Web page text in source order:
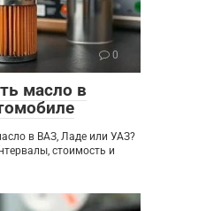
0
масло в
в ВАЗ, Ладе или УАЗ?
стоимость и